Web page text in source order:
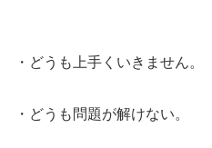
・どうも上手くいきません。
・どうも問題が解けない。